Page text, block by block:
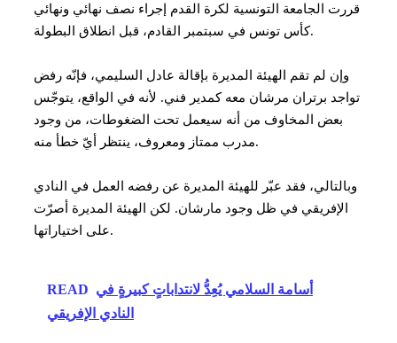
قررت الجامعة التونسية لكرة القدم إجراء نصف نهائي ونهائي
كأس تونس في سبتمبر القادم، قبل انطلاق البطولة.
وإن لم تقم الهيئة المديرة بإقالة عادل السليمي، فإنّه رفض
تواجد برتران مرشان معه كمدير فني. لأنه في الواقع، يتوجّس
بعض المخاوف من أنه سيعمل تحت الضغوطات، من وجود
مدرب ممتاز ومعروف، ينتظر أيّ خطأ منه.
وبالتالي، فقد عبّر للهيئة المديرة عن رفضه العمل في النادي
الإفريقي في ظل وجود مارشان. لكن الهيئة المديرة أصرّت
على اختياراتها.
READ أسامة السلامي يُعِدُّ لانتداباتٍ كبيرةٍ في
النادي الإفريقي